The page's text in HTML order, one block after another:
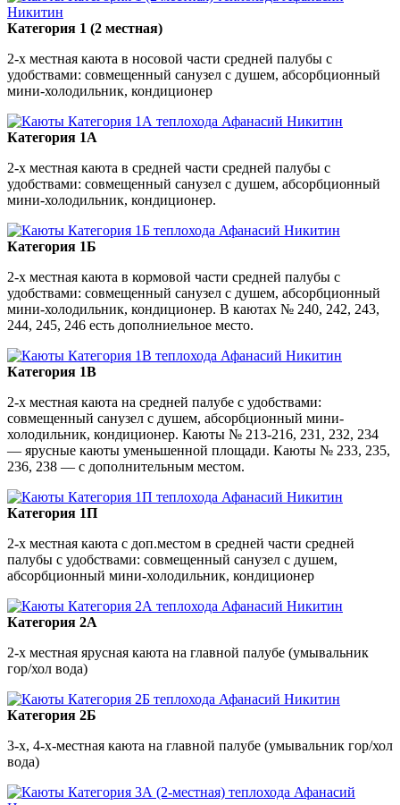
Категория 1 (2 местная)
2-х местная каюта в носовой части средней палубы с
удобствами: совмещенный санузел с душем, абсорбционный
мини-холодильник, кондиционер
Категория 1А
2-х местная каюта в средней части средней палубы с
удобствами: совмещенный санузел с душем, абсорбционный
мини-холодильник, кондиционер.
Категория 1Б
2-х местная каюта в кормовой части средней палубы с
удобствами: совмещенный санузел с душем, абсорбционный
мини-холодильник, кондиционер. В каютах № 240, 242, 243,
244, 245, 246 есть дополниельное место.
Категория 1В
2-х местная каюта на средней палубе с удобствами:
совмещенный санузел с душем, абсорбционный мини-
холодильник, кондиционер. Каюты № 213-216, 231, 232, 234
— ярусные каюты уменьшенной площади. Каюты № 233, 235,
236, 238 — с дополнительным местом.
Категория 1П
2-х местная каюта с доп.местом в средней части средней
палубы с удобствами: совмещенный санузел с душем,
абсорбционный мини-холодильник, кондиционер
Категория 2А
2-х местная ярусная каюта на главной палубе (умывальник
гор/хол вода)
Категория 2Б
3-х, 4-х-местная каюта на главной палубе (умывальник гор/хол
вода)